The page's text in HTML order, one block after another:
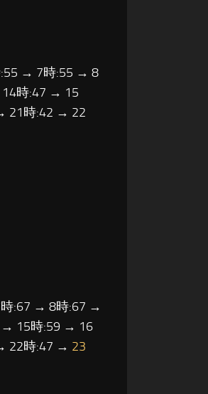
→ 7時:55 → 8
時:47 → 15
21時:42 → 22
:67 → 8時:67 →
15時:59 → 16
22時:47 → 23